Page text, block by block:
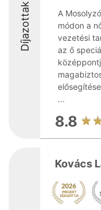
Díjazottak
A
módon a
vezetési
az ő
...
8.8
Kovács